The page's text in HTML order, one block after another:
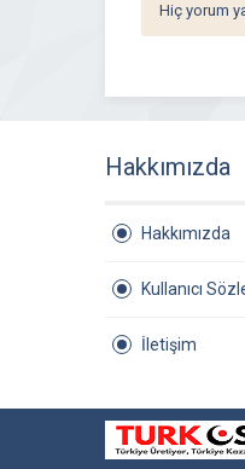
Hiç yorum
Hakkımızda
Hakkımızda
Kullanıcı
İletişim